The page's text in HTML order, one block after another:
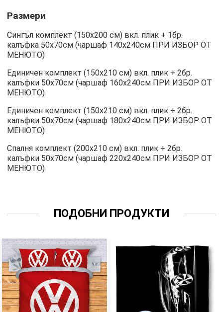
Размери
Сингъл комплект (150х200 см) вкл. плик + 1бр.
калъфка 50х70см (чаршаф 140х240см ПРИ ИЗБОР ОТ
МЕНЮТО)
Единичен комплект (150х210 см) вкл. плик + 2бр.
калъфки 50х70см (чаршаф 160х240см ПРИ ИЗБОР ОТ
МЕНЮТО)
Единичен комплект (150х210 см) вкл. плик + 2бр.
калъфки 50х70см (чаршаф 180х240см ПРИ ИЗБОР ОТ
МЕНЮТО)
Спалня комплект (200х210 см) вкл. плик + 2бр.
калъфки 50х70см (чаршаф 220х240см ПРИ ИЗБОР ОТ
МЕНЮТО)
ПОДОБНИ ПРОДУКТИ